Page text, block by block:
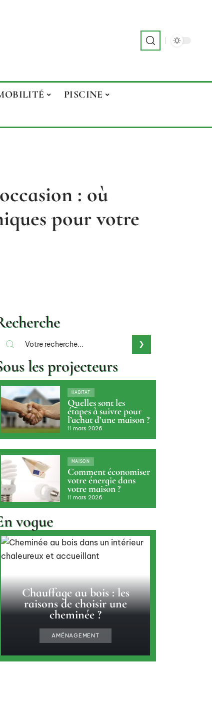
PISCINE
: où
pour votre
les projecteurs
HABITAT
Quelles sont les
étapes à suivre pour
l’achat d’une maison ?
11 mars 2026
MAISON
Comment économiser
votre énergie dans
votre maison ?
11 mars 2026
vogue
Chauffage au bois : les
raisons de choisir une
cheminée ?
AMÉNAGEMENT